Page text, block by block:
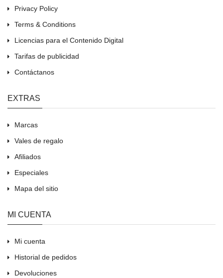
Privacy Policy
Terms & Conditions
Licencias para el Contenido Digital
Tarifas de publicidad
Contáctanos
EXTRAS
Marcas
Vales de regalo
Afiliados
Especiales
Mapa del sitio
MI CUENTA
Mi cuenta
Historial de pedidos
Devoluciones